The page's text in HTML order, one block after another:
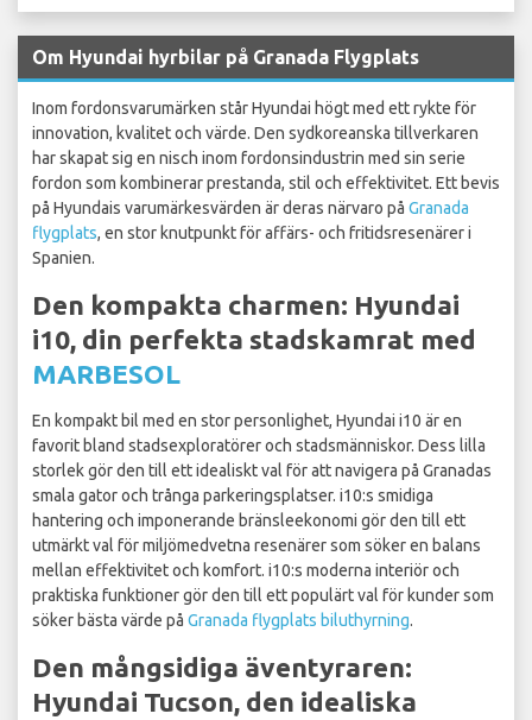
Om Hyundai hyrbilar på Granada Flygplats
Inom fordonsvarumärken står Hyundai högt med ett rykte för
innovation, kvalitet och värde. Den sydkoreanska tillverkaren
har skapat sig en nisch inom fordonsindustrin med sin serie
fordon som kombinerar prestanda, stil och effektivitet. Ett bevis
på Hyundais varumärkesvärden är deras närvaro på Granada
flygplats, en stor knutpunkt för affärs- och fritidsresenärer i
Spanien.
Den kompakta charmen: Hyundai
i10, din perfekta stadskamrat med
MARBESOL
En kompakt bil med en stor personlighet, Hyundai i10 är en
favorit bland stadsexploratörer och stadsmänniskor. Dess lilla
storlek gör den till ett idealiskt val för att navigera på Granadas
smala gator och trånga parkeringsplatser. i10:s smidiga
hantering och imponerande bränsleekonomi gör den till ett
utmärkt val för miljömedvetna resenärer som söker en balans
mellan effektivitet och komfort. i10:s moderna interiör och
praktiska funktioner gör den till ett populärt val för kunder som
söker bästa värde på Granada flygplats biluthyrning.
Den mångsidiga äventyraren:
Hyundai Tucson, den idealiska